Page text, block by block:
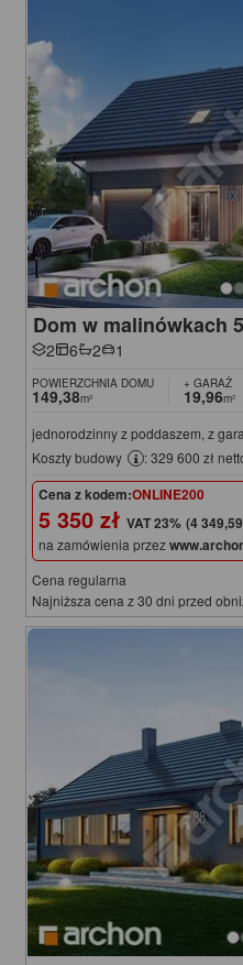
Dom w malinówkach
2 6 2 1
POWIERZCHNIA DOMU
149,38m²
+ GARAŻ
19,96m²
jednorodzinny z poddaszem, z
Koszty budowy
: 329 600 zł
Cena z kodem:ONLINE200
5 350 zł (4
na zamówienia przez
Cena regularna
Najniższa cena z 30 dni przed